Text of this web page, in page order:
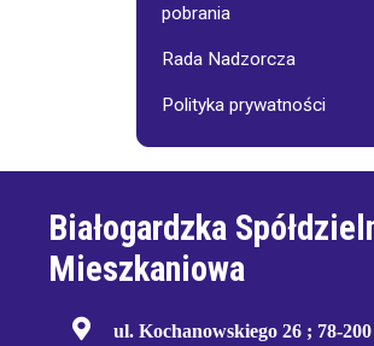
pobrania
Rada Nadzorcza
Polityka prywatności
Białogardzka
Mieszkaniowa
ul. Kochanowskiego 26 ; 78-